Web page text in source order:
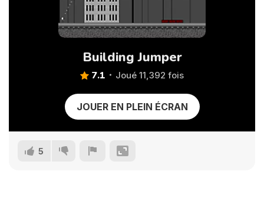
Building Jumper
7.1 Joué 11,392 fois
JOUER EN PLEIN ÉCRAN
5